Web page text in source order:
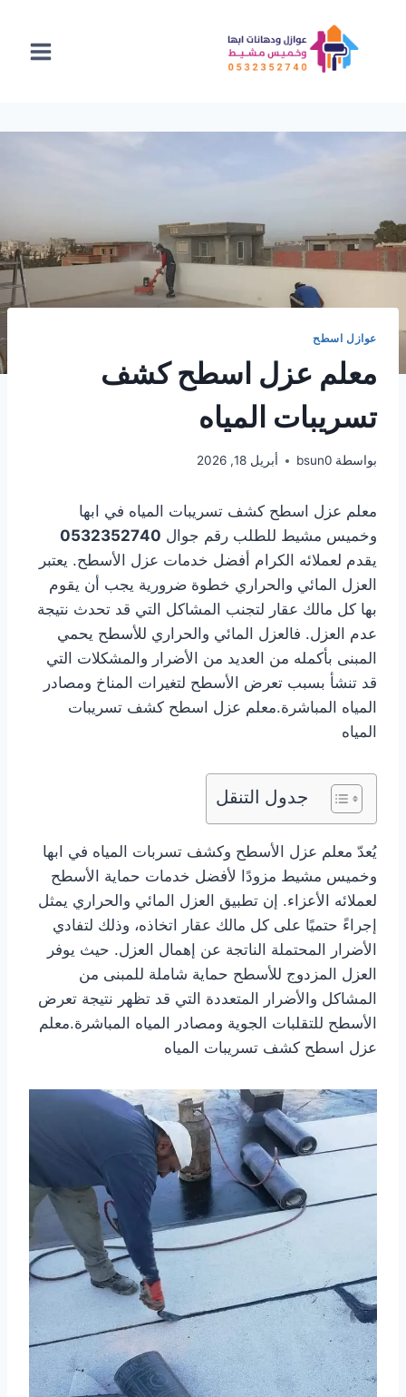
عوازل اسطح
معلم عزل اسطح كشف
تسريبات المياه
بواسطة bsun0 أبريل 18, 2026
معلم عزل اسطح كشف تسريبات المياه في ابها
وخميس مشيط للطلب رقم جوال 0532352740
يقدم لعملائه الكرام أفضل خدمات عزل الأسطح. يعتبر
العزل المائي والحراري خطوة ضرورية يجب أن يقوم
بها كل مالك عقار لتجنب المشاكل التي قد تحدث نتيجة
عدم العزل. فالعزل المائي والحراري للأسطح يحمي
المبنى بأكمله من العديد من الأضرار والمشكلات التي
قد تنشأ بسبب تعرض الأسطح لتغيرات المناخ ومصادر
المياه المباشرة.معلم عزل اسطح كشف تسريبات
المياه
جدول التنقل
يُعدّ معلم عزل الأسطح وكشف تسربات المياه في ابها
وخميس مشيط مزودًا لأفضل خدمات حماية الأسطح
لعملائه الأعزاء. إن تطبيق العزل المائي والحراري يمثل
إجراءً حتميًا على كل مالك عقار اتخاذه، وذلك لتفادي
الأضرار المحتملة الناتجة عن إهمال العزل. حيث يوفر
العزل المزدوج للأسطح حماية شاملة للمبنى من
المشاكل والأضرار المتعددة التي قد تظهر نتيجة تعرض
الأسطح للتقلبات الجوية ومصادر المياه المباشرة.معلم
عزل اسطح كشف تسريبات المياه